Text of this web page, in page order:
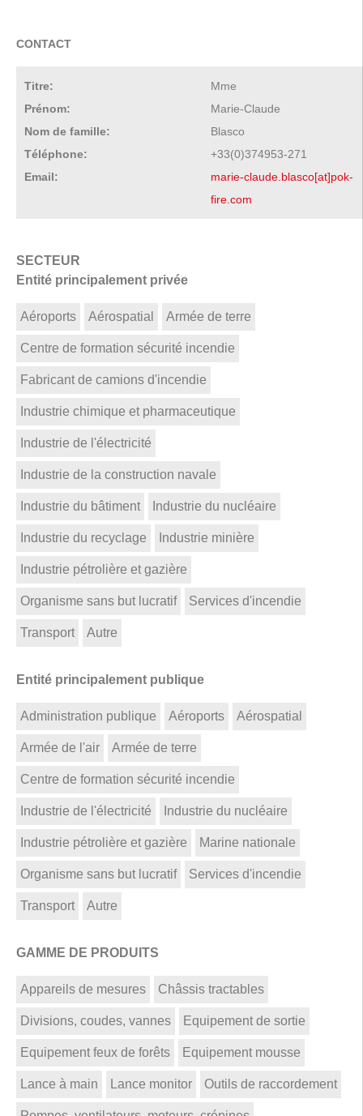
CONTACT
Titre:
Mme
Prénom:
Marie-Claude
Nom de famille:
Blasco
Téléphone:
+33(0)374953-271
Email:
marie-claude.blasco[at]pok-
fire.com
SECTEUR
Entité principalement privée
Aéroports Aérospatial Armée de terre
Centre de formation sécurité incendie
Fabricant de camions d'incendie
Industrie chimique et pharmaceutique
Industrie de l'électricité
Industrie de la construction navale
Industrie du bâtiment Industrie du nucléaire
Industrie du recyclage Industrie minière
Industrie pétrolière et gazière
Organisme sans but lucratif Services d'incendie
Transport Autre
Entité principalement publique
Administration publique Aéroports Aérospatial
Armée de l'air Armée de terre
Centre de formation sécurité incendie
Industrie de l'électricité Industrie du nucléaire
Industrie pétrolière et gazière Marine nationale
Organisme sans but lucratif Services d'incendie
Transport Autre
GAMME DE PRODUITS
Appareils de mesures Châssis tractables
Divisions, coudes, vannes Equipement de sortie
Equipement feux de forêts Equipement mousse
Lance à main Lance monitor Outils de raccordement